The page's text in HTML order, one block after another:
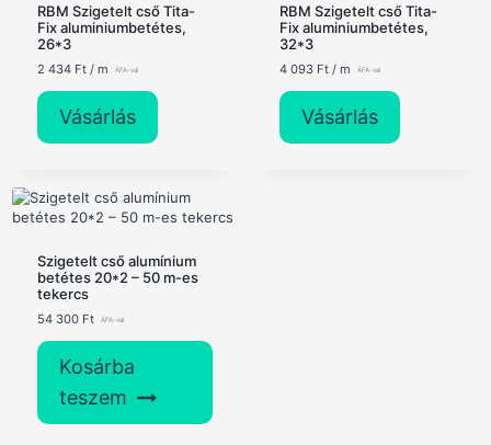
RBM Szigetelt cső Tita-
Fix aluminiumbetétes,
26*3
2 434 Ft/ m
Vásárlás
RBM Szigetelt cső Tita-
Fix aluminiumbetétes,
32*3
4 093 Ft/ m
Vásárlás
Szigetelt cső alumínium
betétes 20*2 – 50 m-es
tekercs
54 300 Ft
Kosárba
teszem